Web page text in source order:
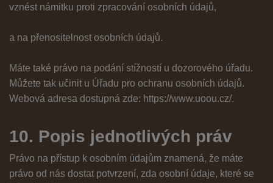
vznést námitku proti zpracování osobních údajů,
a na přenositelnost osobních údajů.
Máte také právo na podání stížností u dozorového úřadu.
Můžete tak učinit u Úřadu pro ochranu osobních údajů.
Webová adresa dostupná zde: https://www.uoou.cz/.
10. Popis jednotlivých práv
Právo na přístup k osobním údajům znamená, že máte
právo od nás dostat potvrzení, zda osobní údaje, které se